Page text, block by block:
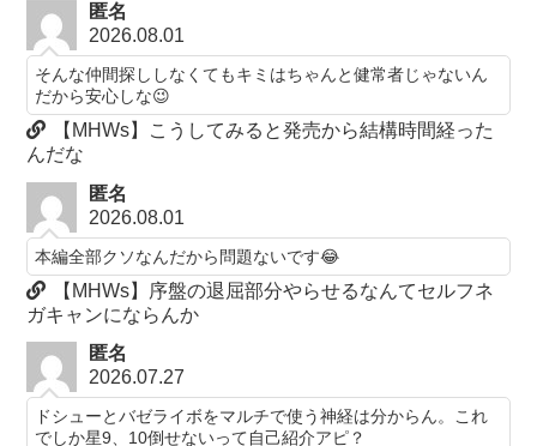
匿名
2026.08.01
そんな仲間探ししなくてもキミはちゃんと健常者じゃないん
だから安心しな😉
【MHWs】こうしてみると発売から結構時間経った
んだな
匿名
2026.08.01
本編全部クソなんだから問題ないです😂
【MHWs】序盤の退屈部分やらせるなんてセルフネ
ガキャンにならんか
匿名
2026.07.27
ドシューとバゼライボをマルチで使う神経は分からん。これ
でしか星9、10倒せないって自己紹介アピ？